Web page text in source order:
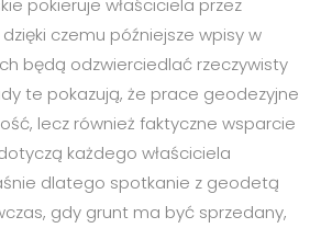
pokieruje właściciela przez
czemu późniejsze wpisy w
będą odzwierciedlać rzeczywisty
te pokazują, że prace geodezyjne
lecz również faktyczne wsparcie
każdego właściciela
dlatego spotkanie z geodetą
gdy grunt ma być sprzedany,